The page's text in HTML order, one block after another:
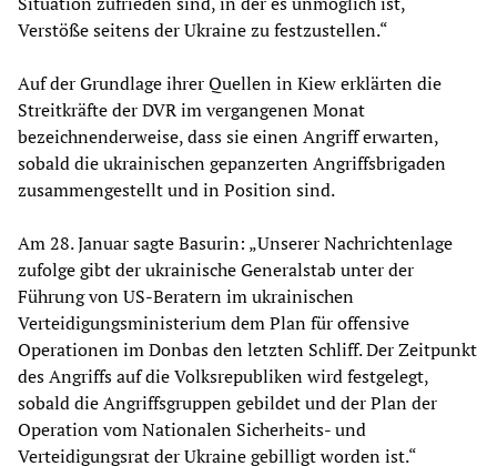
Verstöße seitens der Ukraine zu festzustellen.“
Auf der Grundlage ihrer Quellen in Kiew erklärten die
Streitkräfte der DVR im vergangenen Monat
bezeichnenderweise, dass sie einen Angriff erwarten,
sobald die ukrainischen gepanzerten Angriffsbrigaden
zusammengestellt und in Position sind.
Am 28. Januar sagte Basurin: „Unserer Nachrichtenlage
zufolge gibt der ukrainische Generalstab unter der
Führung von US-Beratern im ukrainischen
Verteidigungsministerium dem Plan für offensive
Operationen im Donbas den letzten Schliff. Der Zeitpunkt
des Angriffs auf die Volksrepubliken wird festgelegt,
sobald die Angriffsgruppen gebildet und der Plan der
Operation vom Nationalen Sicherheits- und
Verteidigungsrat der Ukraine gebilligt worden ist.“